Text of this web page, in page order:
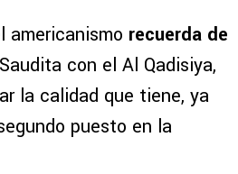
americanismo recuerda de
con el Al Qadisiya,
la calidad que tiene, ya
puesto en la